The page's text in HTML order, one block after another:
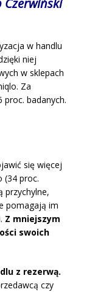
Czerwiński
w handlu
niej
w sklepach
Za
badanych.
się więcej
(34 proc.
przychylne,
pomagają im
Z mniejszym
swoich
z rezerwą.
czy